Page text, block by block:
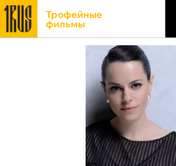
Трофейные
фильмы